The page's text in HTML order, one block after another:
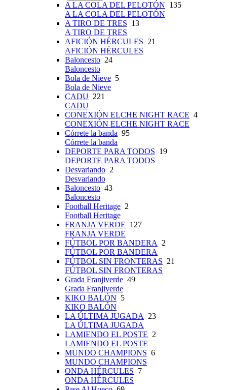
A LA COLA DEL PELOTÓN 135
A LA COLA DEL PELOTÓN
A TIRO DE TRES 13
A TIRO DE TRES
AFICIÓN HÉRCULES 21
AFICIÓN HÉRCULES
Baloncesto 24
Baloncesto
Bola de Nieve 5
Bola de Nieve
CADU 221
CADU
CONEXIÓN ELCHE NIGHT RACE 4
CONEXIÓN ELCHE NIGHT RACE
Córrete la banda 95
Córrete la banda
DEPORTE PARA TODOS 19
DEPORTE PARA TODOS
Desvariando 2
Desvariando
Baloncesto 43
Baloncesto
Football Heritage 2
Football Heritage
FRANJA VERDE 127
FRANJA VERDE
FÚTBOL POR BANDERA
2
FÚTBOL POR BANDERA
FÚTBOL SIN FRONTERAS 21
FÚTBOL SIN FRONTERAS
Grada Franjiverde 49
Grada Franjiverde
KIKO BALÓN 5
KIKO BALÓN
LA ÚLTIMA JUGADA
23
LA ÚLTIMA JUGADA
LAMIENDO EL POSTE 2
LAMIENDO EL POSTE
MUNDO CHAMPIONS 6
MUNDO CHAMPIONS
ONDA HÉRCULES 7
ONDA HÉRCULES